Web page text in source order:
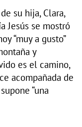
su hija, Clara,
Jesús se mostró
“muy a gusto”
y
es el camino,
acompañada de
“una